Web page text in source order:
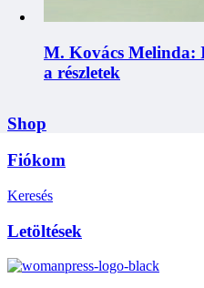
M. Kovács Melinda:
a részletek
Shop
Fiókom
Keresés
Letöltések